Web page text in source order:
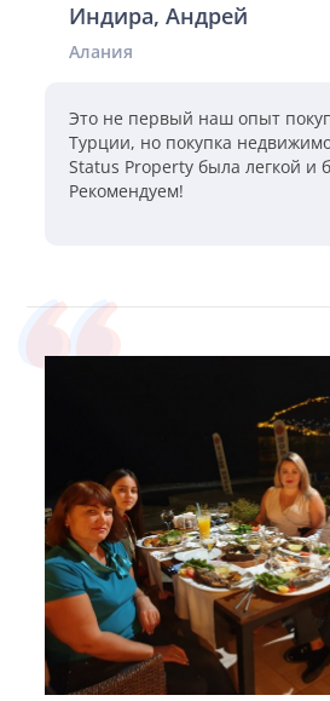
Индира, Андрей
Алания
Это не первый наш опыт
Турции, но покупка
Status Property была легкой и
Рекомендуем!